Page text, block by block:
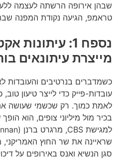
שבהן אירופה הרשתה לעצמה
טראמפ, הגיעה נקודת המפנה
נספח 1: עיתונות
מייצרת עיתונאים
כשמדברים בנרטיבים והעובדות
עובדות-פייק כדי לייצר טיעון
לאמת כמוך. רק שכשמי שעושה את
בכיר מול מיליוני צופים, הוא
שראיינה את שר החוץ האמריקני,
סגן הנשיא ואנס באירופים על